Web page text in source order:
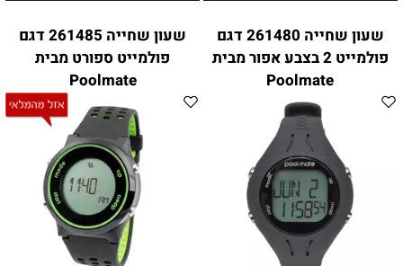
שעון שחייה 261480 דגם
פולמייט 2 בצבע אפור מבית
Poolmate
שעון שחייה 261485 דגם
פולמייט ספורט מבית
Poolmate